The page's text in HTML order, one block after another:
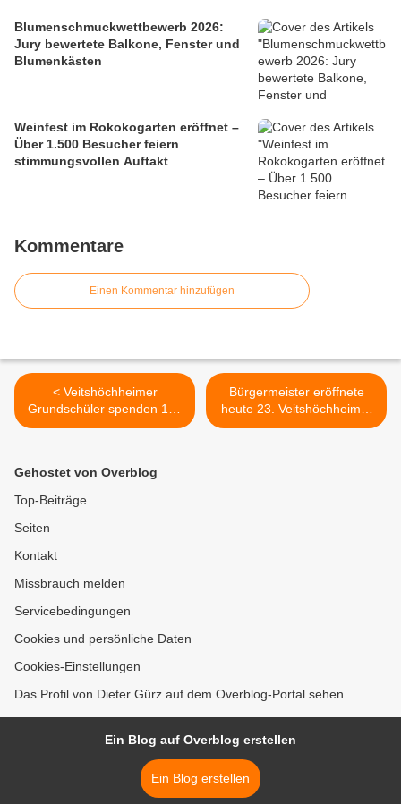
Blumenschmuckwettbewerb 2026:
Jury bewertete Balkone, Fenster und
Blumenkästen
Weinfest im Rokokogarten eröffnet –
Über 1.500 Besucher feiern
stimmungsvollen Auftakt
Kommentare
Einen Kommentar hinzufügen
< Veitshöchheimer
Grundschüler spenden 150
Pakete für Aktion
Bürgermeister eröffnete
heute 23. Veitshöchheimer
Altortweihnacht - Teil 2 >
Gehostet von Overblog
Top-Beiträge
Seiten
Kontakt
Missbrauch melden
Servicebedingungen
Cookies und persönliche Daten
Cookies-Einstellungen
Das Profil von Dieter Gürz auf dem Overblog-Portal sehen
Ein Blog auf Overblog erstellen
Ein Blog erstellen